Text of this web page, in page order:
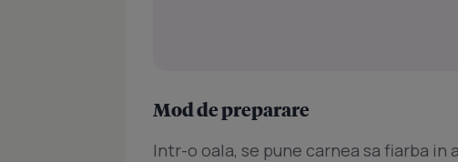
Mod de preparare
Intr-o oala, se pune carnea sa fiarba in